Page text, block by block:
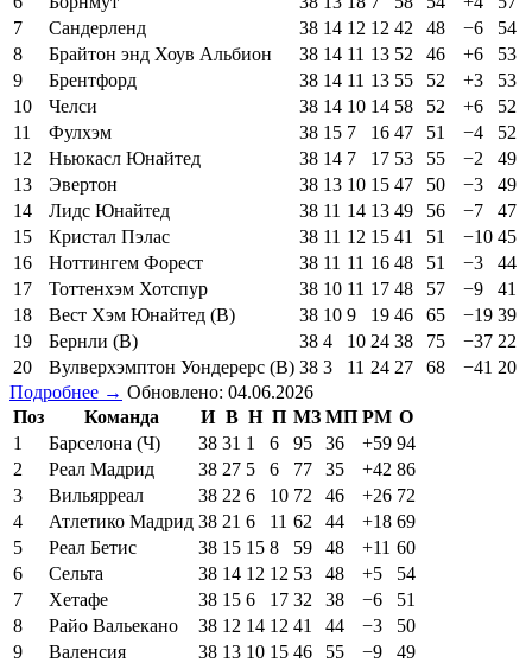
7
Сандерленд 38 14 12 12 42 48 −6
54
8
Брайтон энд Хоув Альбион 38 14 11 13 52 46 +6
53
9
Брентфорд 38 14 11 13 55 52 +3
53
10
Челси 38 14 10 14 58 52 +6
52
11
Фулхэм 38 15 7 16 47 51 −4
52
12
Ньюкасл Юнайтед 38 14 7 17 53 55 −2
49
13
Эвертон 38 13 10 15 47 50 −3
49
14
Лидс Юнайтед 38 11 14 13 49 56 −7
47
15
Кристал Пэлас 38 11 12 15 41 51 −10 45
16
Ноттингем Форест 38 11 11 16 48 51 −3
44
17
Тоттенхэм Хотспур 38 10 11 17 48 57 −9
41
18
Вест Хэм Юнайтед (В) 38 10 9 19 46 65 −19 39
19
Бернли (В) 38 4 10 24 38 75 −37 22
20
Вулверхэмптон Уондерерс (В) 38 3 11 24 27 68 −41 20
Подробнее → Обновлено: 04.06.2026
Поз
Команда И В Н П МЗ МП РМ О
1
Барселона (Ч) 38 31 1 6 95 36 +59 94
2
Реал Мадрид 38 27 5 6 77 35 +42 86
3
Вильярреал 38 22 6 10 72 46 +26 72
4
Атлетико Мадрид 38 21 6 11 62 44 +18 69
5
Реал Бетис 38 15 15 8 59 48 +11 60
6
Сельта 38 14 12 12 53 48 +5
54
7
Хетафе 38 15 6 17 32 38 −6
51
8
Райо Вальекано 38 12 14 12 41 44 −3
50
9
Валенсия 38 13 10 15 46 55 −9
49